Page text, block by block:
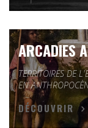
ARCADIES
TERRITOIRES DE
EN
DÉCOUVRIR